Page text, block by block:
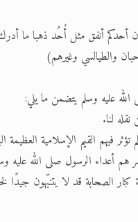
صلى الله عليه
أن أحدكم أنفق مثل أُحُد ذهبا ما
والطيالسي وغيرهم)
عليه وسلم يتضمن ما يلي:
الصحابة قد لا يتنبّهون جيدًا